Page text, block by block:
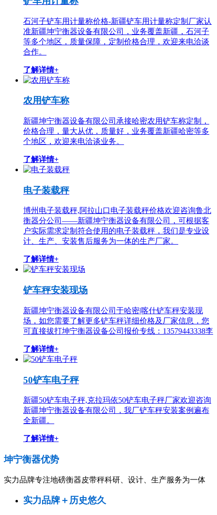
石河子铲车用计量称价格-新疆铲车用计量称定制厂家认
准新疆坤宁衡器设备有限公司，业务覆盖新疆，石河子
等多个地区，质量保障，定制价格合理，欢迎来电洽谈
合作。
了解详情+
农用铲车称
新疆坤宁衡器设备有限公司承接哈密农用铲车称定制，
价格合理，量大从优，质量好，业务覆盖新疆哈密等多
个地区，欢迎来电洽谈业务。
了解详情+
电子装载秤
博州电子装载秤,阿拉山口电子装载秤价格欢迎咨询鲁北
衡器分公司——新疆坤宁衡器设备有限公司，可根据客
户实际需求定制符合使用的电子装载秤，我们是专业设
计、生产、安装售后服务为一体的生产厂家。
了解详情+
铲车秤安装现场
新疆坤宁衡器设备有限公司于哈密|喀什铲车秤安装现
场，如您需要了解更多铲车秤详细价格及厂家信息，您
可直接拔打坤宁衡器设备公司报价专线：13579443338李
了解详情+
50铲车电子秤
新疆50铲车电子秤,克拉玛依50铲车电子秤厂家欢迎咨询
新疆坤宁衡器设备有限公司，我厂铲车秤安装案例遍布
全新疆。
了解详情+
坤宁衡器优势
实力品牌专注地磅衡器皮带秤科研、设计、生产服务为一体
实力品牌＋历史悠久